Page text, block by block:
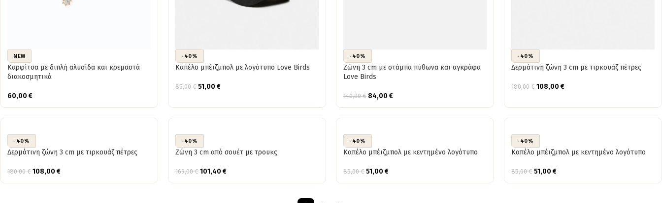
NEW
Καρφίτσα με διπλή αλυσίδα και κρεμαστά
διακοσμητικά
60,00 €
-40%
Καπέλο μπέιζμπολ με λογότυπο Love Birds
85,00€ 51,00 €
-40%
Ζώνη 3 cm με στάμπα πύθωνα και αγκράφα
Love Birds
140,00€ 84,00 €
-40%
Δερμάτινη ζώνη 3 cm με τιρκουάζ πέτρες
180,00€ 108,00 €
-40%
Δερμάτινη ζώνη 3 cm με τιρκουάζ πέτρες
180,00€ 108,00 €
-40%
Ζώνη 3 cm από σουέτ με τρουκς
169,00€ 101,40 €
-40%
Καπέλο μπέιζμπολ με κεντημένο λογότυπο
85,00€ 51,00 €
-40%
Καπέλο μπέιζμπολ με κεντημένο λογότυπο
85,00€ 51,00 €